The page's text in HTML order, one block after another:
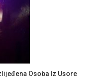
Osoba Iz Usore